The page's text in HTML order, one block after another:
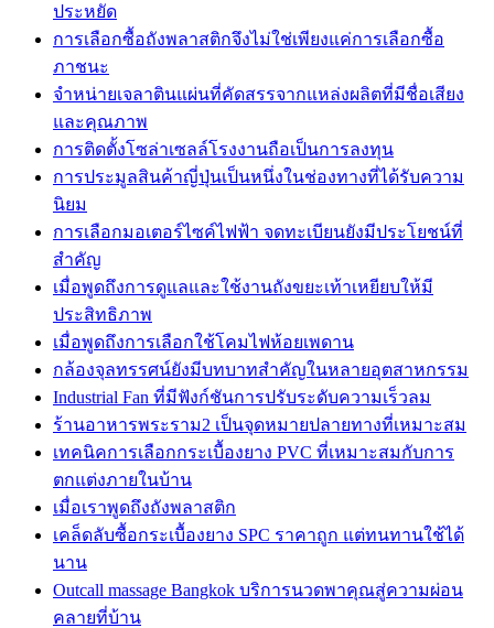
ประหยัด
การเลือกซื้อถังพลาสติกจึงไม่ใช่เพียงแค่การเลือกซื้อ
ภาชนะ
จำหน่ายเจลาตินแผ่นที่คัดสรรจากแหล่งผลิตที่มีชื่อเสียง
และคุณภาพ
การติดตั้งโซล่าเซลล์โรงงานถือเป็นการลงทุน
การประมูลสินค้าญี่ปุ่นเป็นหนึ่งในช่องทางที่ได้รับความ
นิยม
การเลือกมอเตอร์ไซค์ไฟฟ้า จดทะเบียนยังมีประโยชน์ที่
สำคัญ
เมื่อพูดถึงการดูแลและใช้งานถังขยะเท้าเหยียบให้มี
ประสิทธิภาพ
เมื่อพูดถึงการเลือกใช้โคมไฟห้อยเพดาน
กล้องจุลทรรศน์ยังมีบทบาทสำคัญในหลายอุตสาหกรรม
Industrial Fan ที่มีฟังก์ชันการปรับระดับความเร็วลม
ร้านอาหารพระราม2 เป็นจุดหมายปลายทางที่เหมาะสม
เทคนิคการเลือกกระเบื้องยาง PVC ที่เหมาะสมกับการ
ตกแต่งภายในบ้าน
เมื่อเราพูดถึงถังพลาสติก
เคล็ดลับซื้อกระเบื้องยาง SPC ราคาถูก แต่ทนทานใช้ได้
นาน
Outcall massage Bangkok บริการนวดพาคุณสู่ความผ่อน
คลายที่บ้าน